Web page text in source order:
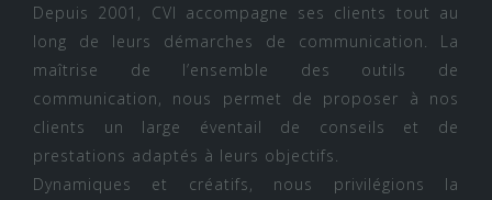
Depuis 2001, CVI accompagne ses clients tout au
long de leurs démarches de communication. La
maîtrise de l’ensemble des outils de
communication, nous permet de proposer à nos
clients un large éventail de conseils et de
prestations adaptés à leurs objectifs.
Dynamiques et créatifs, nous privilégions la